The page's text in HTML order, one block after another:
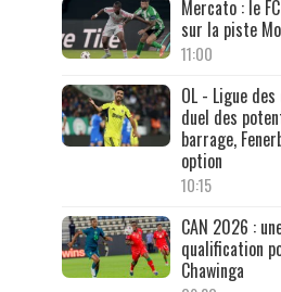
Mercato : le
sur la piste
11:00
OL - Ligue
duel des
barrage,
option
10:15
CAN 2026 :
qualification
Chawinga